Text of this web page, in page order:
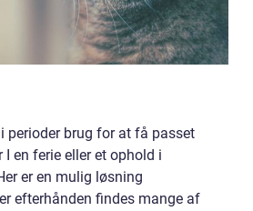
perioder brug for at få passet
I en ferie eller et ophold i
er en mulig løsning
efterhånden findes mange af